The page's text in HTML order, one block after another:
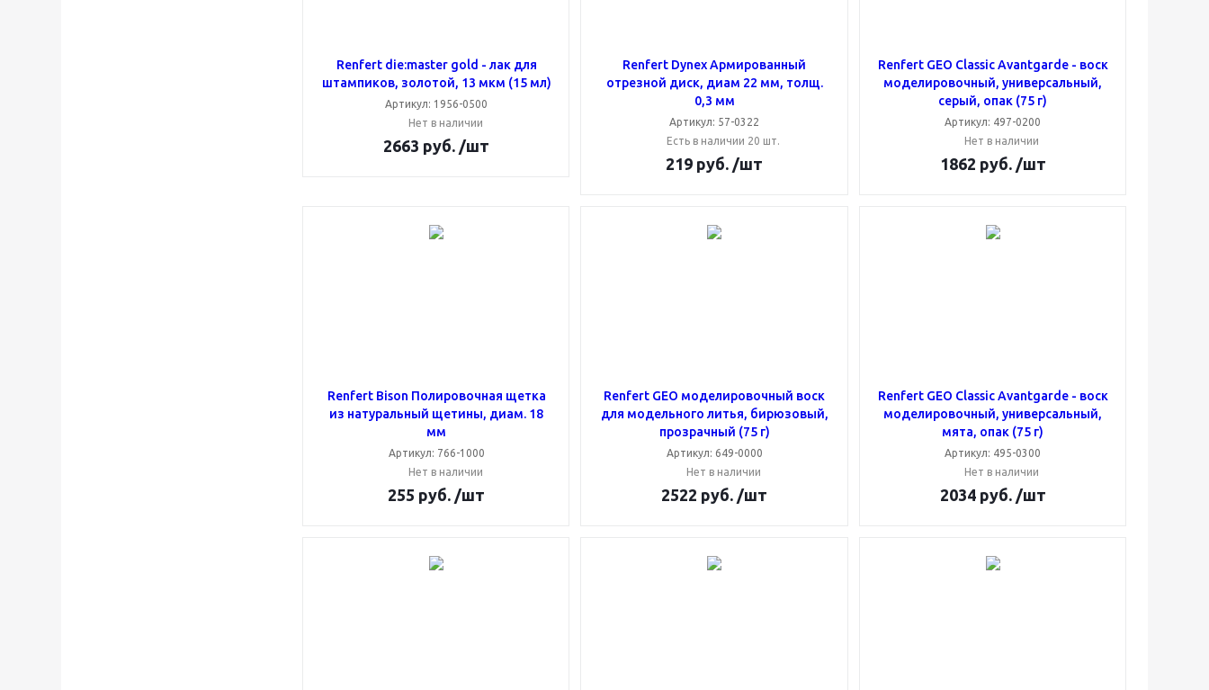
Renfert die:master gold - лак для
штампиков, золотой, 13 мкм (15 мл)
Артикул: 1956-0500
Нет в наличии
2663 руб. /шт
Renfert Dynex Армированный
отрезной диск, диам 22 мм, толщ.
0,3 мм
Артикул: 57-0322
Есть в наличии 20 шт.
219 руб. /шт
Renfert GEO Classic Avantgarde - воск
моделировочный, универсальный,
серый, опак (75 г)
Артикул: 497-0200
Нет в наличии
1862 руб. /шт
Renfert Bison Полировочная щетка
из натуральный щетины, диам. 18
мм
Артикул: 766-1000
Нет в наличии
255 руб. /шт
Renfert GEO моделировочный воск
для модельного литья, бирюзовый,
прозрачный (75 г)
Артикул: 649-0000
Нет в наличии
2522 руб. /шт
Renfert GEO Classic Avantgarde - воск
моделировочный, универсальный,
мята, опак (75 г)
Артикул: 495-0300
Нет в наличии
2034 руб. /шт